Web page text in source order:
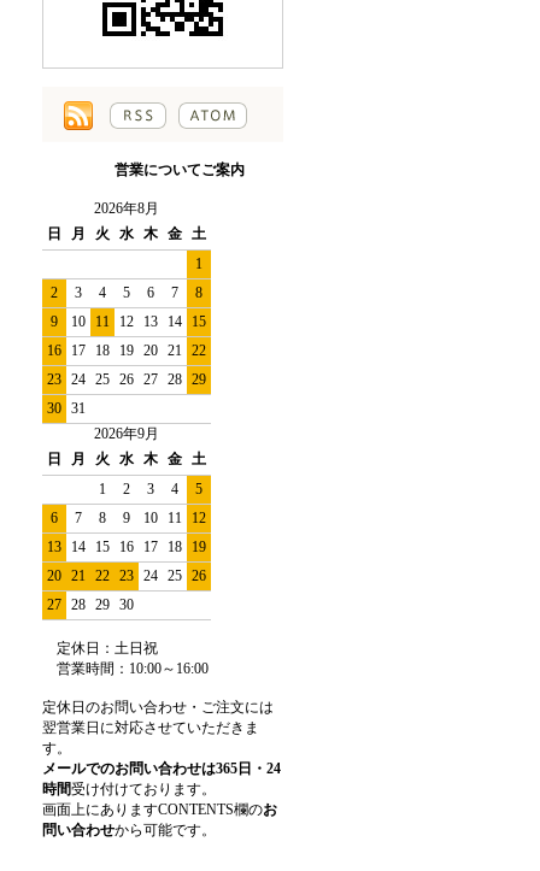
営業についてご案内
2026年8月
日
月 火 水 木 金 土
1
2
3 4 5 6 7
8
9
10 11 12 13 14
15
16
17 18 19 20 21 22
23 24 25 26 27 28 29
30 31
2026年9月
日
月 火 水 木 金 土
1
2 3 4
5
6
7 8 9 10 11
12
13
14 15 16 17 18
19
20 21 22 23 24 25 26
27 28 29 30
定休日：土日祝
営業時間 ： 10:00～16:00
定休日のお問い合わせ・ご注文には
翌営業日に対応させていただきま
す。
メールでのお問い合わせは365日・24
時間受け付けております。
画面上にありますCONTENTS欄のお
問い合わせから可能です。